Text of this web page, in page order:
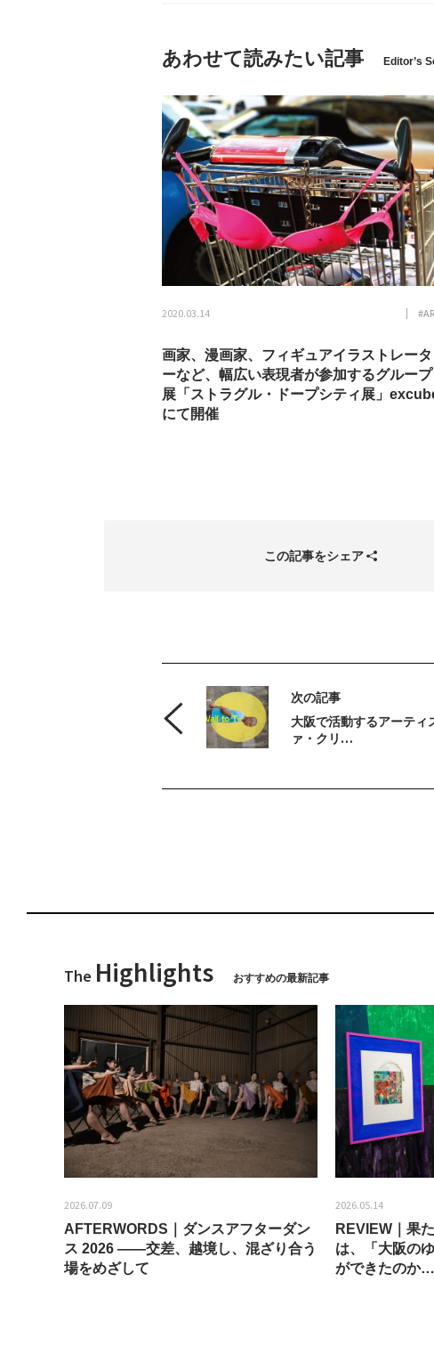
あわせて読みたい記事 Editor’s
2020.03.14
画家、漫画家、フィギュアイラストレータ
ーなど、幅広い表現者が参加するグループ
展「ストラグル・ドープシティ展」
にて開催
この記事をシェア
次の記事
大阪で活動するアーティ
ァ・クリ…
The Highlights おすすめの最新記事
2026.07.09
AFTERWORDS｜ダンスアフターダン
ス 2026 ——交差、越境し、混ざり合う
場をめざして
2026.05.14
REVIEW｜果
は、「大阪の
ができたのか…